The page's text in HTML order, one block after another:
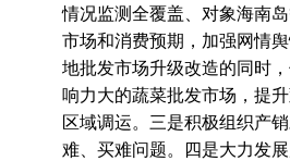
情况监测全覆盖、对象海南
市场和消费预期，加强网情
地批发市场升级改造的同时
响力大的蔬菜批发市场，提
区域调运。三是积极组织产
难、买难问题。四是大力发